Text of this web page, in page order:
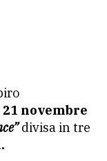
novembre
divisa in tre